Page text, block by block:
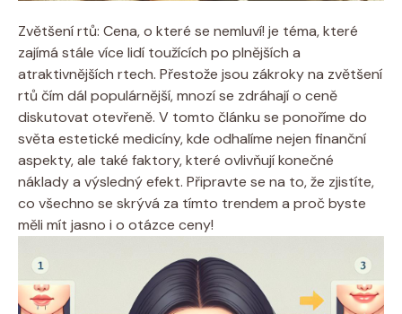
Zvětšení rtů: Cena, o které se nemluví! je téma, které
zajímá stále více lidí toužících po plnějších a
atraktivnějších rtech. Přestože jsou zákroky na zvětšení
rtů čím dál populárnější, mnozí se zdráhají o ceně
diskutovat otevřeně. V tomto článku se ponoříme do
světa estetické medicíny, kde odhalíme nejen finanční
aspekty, ale také faktory, které ovlivňují konečné
náklady a výsledný efekt. Připravte se na to, že zjistíte,
co všechno se skrývá za tímto trendem a proč byste
měli mít jasno i o otázce ceny!